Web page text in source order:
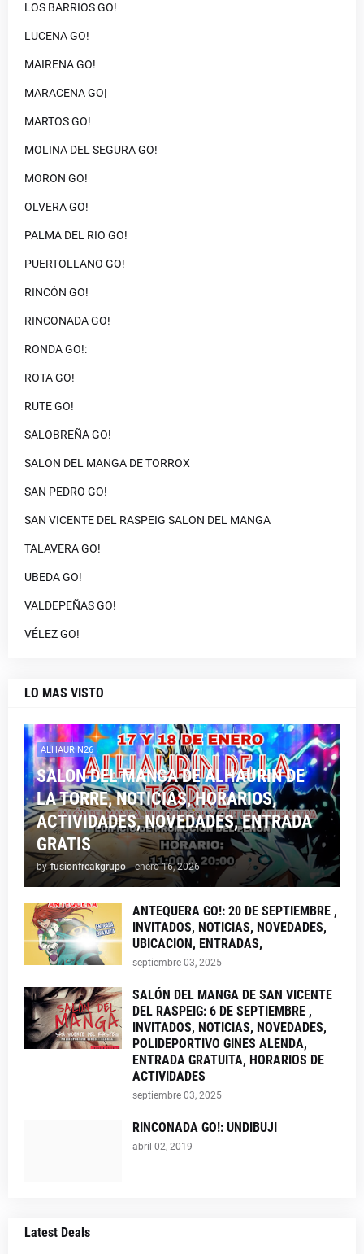
LOS BARRIOS GO!
LUCENA GO!
MAIRENA GO!
MARACENA GO|
MARTOS GO!
MOLINA DEL SEGURA GO!
MORON GO!
OLVERA GO!
PALMA DEL RIO GO!
PUERTOLLANO GO!
RINCÓN GO!
RINCONADA GO!
RONDA GO!:
ROTA GO!
RUTE GO!
SALOBREÑA GO!
SALON DEL MANGA DE TORROX
SAN PEDRO GO!
SAN VICENTE DEL RASPEIG SALON DEL MANGA
TALAVERA GO!
UBEDA GO!
VALDEPEÑAS GO!
VÉLEZ GO!
LO MAS VISTO
ALHAURIN26
SALON DEL MANGA DE ALHAURIN DE
LA TORRE, NOTICIAS, HORARIOS,
ACTIVIDADES, NOVEDADES, ENTRADA
GRATIS
by fusionfreakgrupo - enero 16, 2026
ANTEQUERA GO!: 20 DE SEPTIEMBRE ,
INVITADOS, NOTICIAS, NOVEDADES,
UBICACION, ENTRADAS,
septiembre 03, 2025
SALÓN DEL MANGA DE SAN VICENTE
DEL RASPEIG: 6 DE SEPTIEMBRE ,
INVITADOS, NOTICIAS, NOVEDADES,
POLIDEPORTIVO GINES ALENDA,
ENTRADA GRATUITA, HORARIOS DE
ACTIVIDADES
septiembre 03, 2025
RINCONADA GO!: UNDIBUJI
abril 02, 2019
Latest Deals